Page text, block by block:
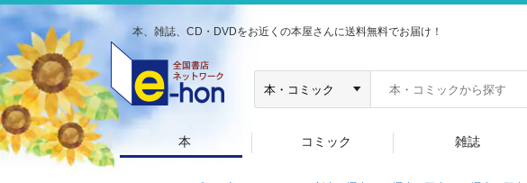
本、雑誌、CD・DVDをお近くの本屋さんに送料無料でお届け！
本 コミック 雑誌